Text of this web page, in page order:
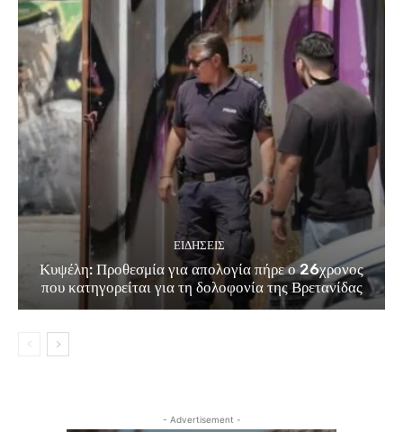
ΕΙΔΗΣΕΙΣ
Κυψέλη: Προθεσμία για απολογία πήρε ο 26χρονος
που κατηγορείται για τη δολοφονία της Βρετανίδας
- Advertisement -